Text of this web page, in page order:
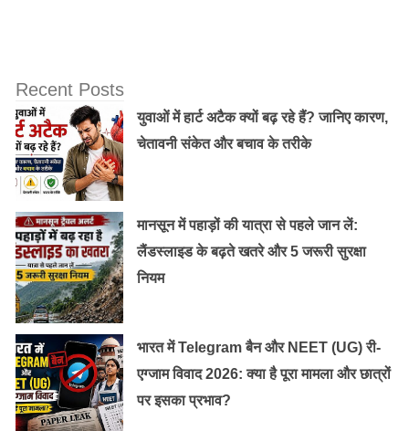
Recent Posts
युवाओं में हार्ट अटैक क्यों बढ़ रहे हैं? जानिए कारण,
चेतावनी संकेत और बचाव के तरीके
मानसून में पहाड़ों की यात्रा से पहले जान लें:
लैंडस्लाइड के बढ़ते खतरे और 5 जरूरी सुरक्षा
नियम
भारत में Telegram बैन और NEET (UG) री-
एग्जाम विवाद 2026: क्या है पूरा मामला और छात्रों
पर इसका प्रभाव?